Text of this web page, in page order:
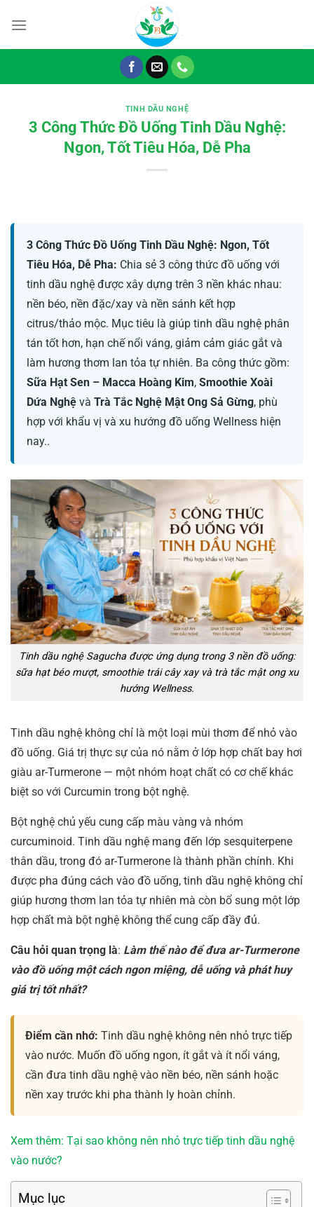
đến
TINH DẦU NGHỆ
3 Công Thức Đồ Uống Tinh Dầu Nghệ:
Ngon, Tốt Tiêu Hóa, Dễ Pha
3 Công Thức Đồ Uống Tinh Dầu Nghệ: Ngon, Tốt
Tiêu Hóa, Dễ Pha: Chia sẻ 3 công thức đồ uống với
tinh dầu nghệ được xây dựng trên 3 nền khác nhau:
nền béo, nền đặc/xay và nền sánh kết hợp
citrus/thảo mộc. Mục tiêu là giúp tinh dầu nghệ phân
tán tốt hơn, hạn chế nổi váng, giảm cảm giác gắt và
làm hương thơm lan tỏa tự nhiên. Ba công thức gồm:
Sữa Hạt Sen – Macca Hoàng Kim, Smoothie Xoài
Dứa Nghệ và Trà Tắc Nghệ Mật Ong Sả Gừng, phù
hợp với khẩu vị và xu hướng đồ uống Wellness hiện
nay..
Tinh dầu nghệ Sagucha được ứng dụng trong 3 nền đồ uống:
sữa hạt béo mượt, smoothie trái cây xay và trà tắc mật ong xu
hướng Wellness.
Tinh dầu nghệ không chỉ là một loại mùi thơm để nhỏ vào
đồ uống. Giá trị thực sự của nó nằm ở lớp hợp chất bay hơi
giàu ar-Turmerone — một nhóm hoạt chất có cơ chế khác
biệt so với Curcumin trong bột nghệ.
Bột nghệ chủ yếu cung cấp màu vàng và nhóm
curcuminoid. Tinh dầu nghệ mang đến lớp sesquiterpene
thân dầu, trong đó ar-Turmerone là thành phần chính. Khi
được pha đúng cách vào đồ uống, tinh dầu nghệ không chỉ
giúp hương thơm lan tỏa tự nhiên mà còn bổ sung một lớp
hợp chất mà bột nghệ không thể cung cấp đầy đủ.
Câu hỏi quan trọng là: Làm thế nào để đưa ar-Turmerone
vào đồ uống một cách ngon miệng, dễ uống và phát huy
giá trị tốt nhất?
Điểm cần nhớ: Tinh dầu nghệ không nên nhỏ trực tiếp
vào nước. Muốn đồ uống ngon, ít gắt và ít nổi váng,
cần đưa tinh dầu nghệ vào nền béo, nền sánh hoặc
nền xay trước khi pha thành ly hoàn chỉnh.
Xem thêm: Tại sao không nên nhỏ trực tiếp tinh dầu nghệ
vào nước?
Mục lục